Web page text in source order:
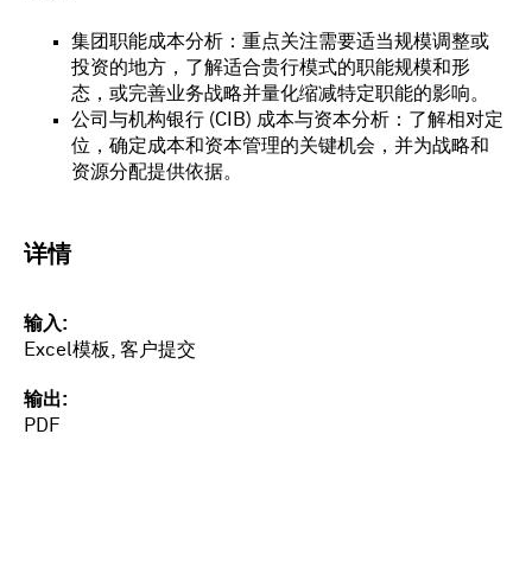
集团职能成本分析：重点关注需要适当规模调整或
投资的地方，了解适合贵行模式的职能规模和形
态，或完善业务战略并量化缩减特定职能的影响。
公司与机构银行 (CIB) 成本与资本分析：了解相对定
位，确定成本和资本管理的关键机会，并为战略和
资源分配提供依据。
详情
输入
Excel模板, 客户提交
输出
PDF